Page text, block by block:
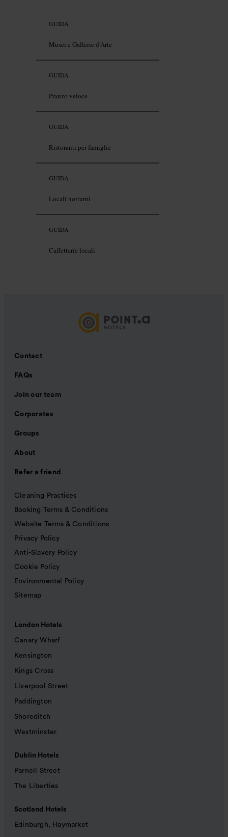
GUIDA
Musei e Gallerie d'Arte
GUIDA
Pranzo veloce
GUIDA
Ristoranti per famiglie
GUIDA
Locali notturni
GUIDA
Caffetterie locali
Contact
FAQs
Join our team
Corporates
Groups
About
Refer a friend
Cleaning Practices
Booking Terms & Conditions
Website Terms & Conditions
Privacy Policy
Anti-Slavery Policy
Cookie Policy
Environmental Policy
Sitemap
London Hotels
Canary Wharf
Kensington
Kings Cross
Liverpool Street
Paddington
Shoreditch
Westminster
Dublin Hotels
Parnell Street
The Liberties
Scotland Hotels
Edinburgh, Haymarket